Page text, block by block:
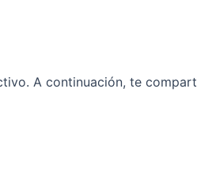
A continuación, te